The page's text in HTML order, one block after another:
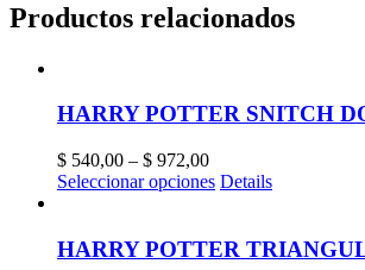
Productos relacionados
HARRY POTTER SNITCH
$ 540,00 – $ 972,00
Seleccionar opciones Details
HARRY POTTER